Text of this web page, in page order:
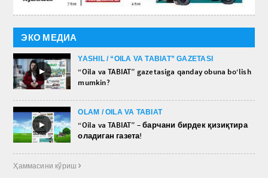
ЭКО МЕДИА
►
YASHIL / “OILA VA TABIAT” GAZETASI
“Oila va TABIAT” gazetasiga qanday obuna bo‘lish
mumkin?
►
OLAM / OILA VA TABIAT
“Oila va TABIAT” – барчани бирдек қизиқтира
оладиган газета!
Ҳаммасини кўриш 